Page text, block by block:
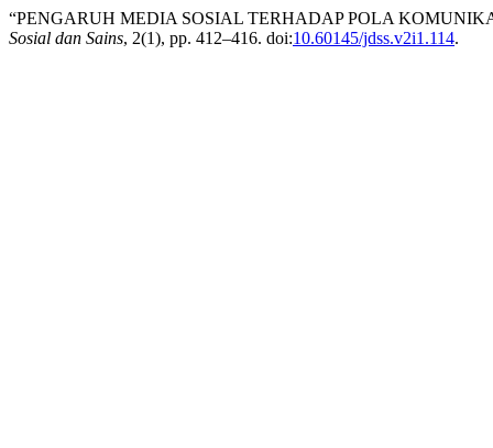
“PENGARUH MEDIA SOSIAL TERHADAP POLA
Sosial dan Sains, 2(1), pp. 412–416. doi:10.60145/jdss.v2i1.114.